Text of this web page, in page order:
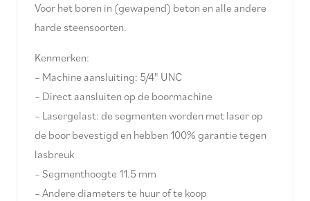
Voor het boren in (gewapend) beton en alle andere
harde steensoorten.
Kenmerken:
– Machine aansluiting: 5/4" UNC
– Direct aansluiten op de boormachine
– Lasergelast: de segmenten worden met laser op
de boor bevestigd en hebben 100% garantie tegen
lasbreuk
– Segmenthoogte 11.5 mm
– Andere diameters te huur of te koop